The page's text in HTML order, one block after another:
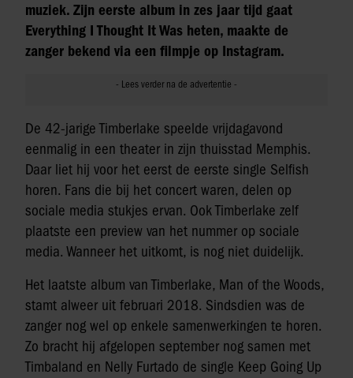
muziek. Zijn eerste album in zes jaar tijd gaat
Everything I Thought It Was heten, maakte de
zanger bekend via een filmpje op Instagram.
De 42-jarige Timberlake speelde vrijdagavond
eenmalig in een theater in zijn thuisstad Memphis.
Daar liet hij voor het eerst de eerste single Selfish
horen. Fans die bij het concert waren, delen op
sociale media stukjes ervan. Ook Timberlake zelf
plaatste een preview van het nummer op sociale
media. Wanneer het uitkomt, is nog niet duidelijk.
Het laatste album van Timberlake, Man of the Woods,
stamt alweer uit februari 2018. Sindsdien was de
zanger nog wel op enkele samenwerkingen te horen.
Zo bracht hij afgelopen september nog samen met
Timbaland en Nelly Furtado de single Keep Going Up